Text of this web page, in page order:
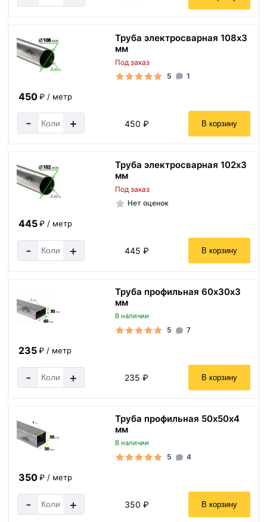
Труба электросварная 108х3
мм
Под заказ
5
1
450₽ / метр
- + 450 ₽ В корзину
Труба электросварная 102х3
мм
Под заказ
Нет оценок
445₽ / метр
- + 445 ₽ В корзину
Труба профильная 60х30х3
мм
В наличии
5 7
235₽ / метр
- + 235 ₽ В корзину
Труба профильная 50х50х4
мм
В наличии
5 4
350₽ / метр
- + 350 ₽ В корзину